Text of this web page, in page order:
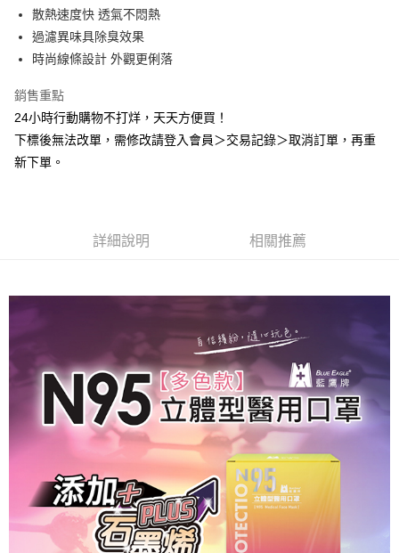
AFTEE先享後付
相關說明
【關於「AFTEE先享後付」】
便利好安心！
１．簡單：不需註冊會員、不需綁卡、不需儲值。
２．便利：只要手機號碼，簡訊認證，即可結帳。
３．安心：先確認商品／服務後，再付款。
３．收到繳費通知簡訊後14天內，點擊此簡訊中的連結，可透過四大超商／
是否繳費成功／繳費後需取消欲退款等相關疑問，請聯繫「AFTEE先享後付
https://netprotections.freshdesk.com/support/home
【注意事項】
１．透過由恩沛科技股份有限公司提供之「AFTEE先享後付」服務完成之交
易，需依本服務之必要範圍內提供個人資料，並將交易相關給付款項請求債
權轉讓予恩沛科技股份有限公司。
２．關於個人資料處理事宜，請瀏覽以下網址：
３．未成年的使用者請事先徵得法定代理人或監護人之同意方可使用
「AFTEE先享後付」，若未經同意申辦者引起之損失，本公司不負相關責
任。
４．使用「AFTEE先享後付」時，將依據個別帳號之用戶狀況，依本公司即
時審查核予不同之上限額度；若仍有額度不足之情形，本公司將視審查結果
運送方式
全家取貨付款
每筆NT$60，滿NT$2,000(含以上)免運費
每筆NT$60，滿NT$2,000(含以上)免運費
一般地區宅配<如偏遠地區會員請勿選擇一般宅配，請點選其他選項
內「偏遠地區宅配」>
每筆NT$90，滿NT$2,000(含以上)免運費
🚚偏遠地區宅配<請務必選擇此配送方式，偏遠地區可參照『首頁→
會員需知→偏遠地區配送事項』
每筆NT$120
🚢離島配送
散熱速度快 透氣不悶熱
過濾異味具除臭效果
時尚線條設計 外觀更俐落
銷售重點
24小時行動購物不打烊，天天方便買！
下標後無法改單，需修改請登入會員＞交易記錄＞取消訂單，再重
新下單。
詳細說明 相關推薦